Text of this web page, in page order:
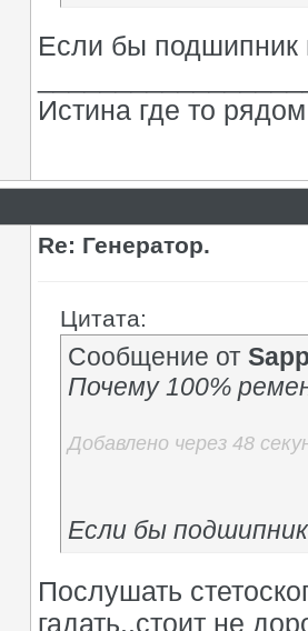
Если бы
Истина где то рядом
Re: Генератор.
Цитата:
Сообщение от
Почему 100%
Добавлено через 48
Если бы
Послушать
гадать..стоит не